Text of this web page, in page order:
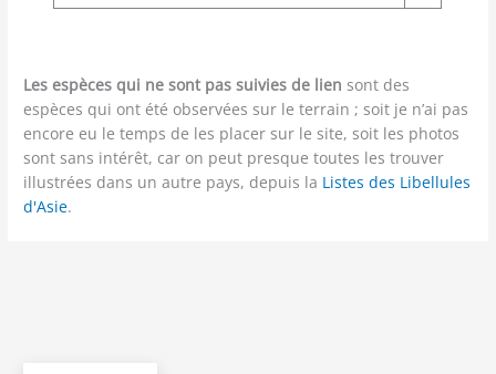
Les espèces qui ne sont pas suivies de lien sont des
espèces qui ont été observées sur le terrain ; soit je n’ai pas
encore eu le temps de les placer sur le site, soit les photos
sont sans intérêt, car on peut presque toutes les trouver
illustrées dans un autre pays, depuis la Listes des Libellules
d'Asie.